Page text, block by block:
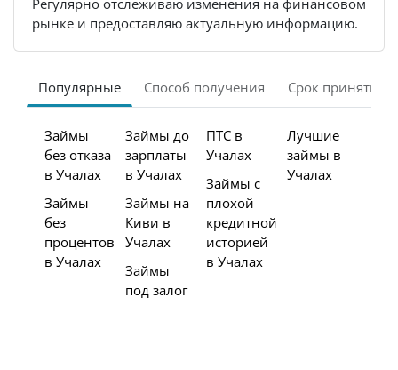
Регулярно отслеживаю изменения на финансовом
рынке и предоставляю актуальную информацию.
Популярные Способ получения Срок принятия
Займы
без отказа
в Учалах
Займы
без
процентов
в Учалах
Займы до
зарплаты
в Учалах
Займы на
Киви в
Учалах
Займы
под залог
ПТС в
Учалах
Займы с
плохой
кредитной
историей
в Учалах
Лучшие
займы в
Учалах